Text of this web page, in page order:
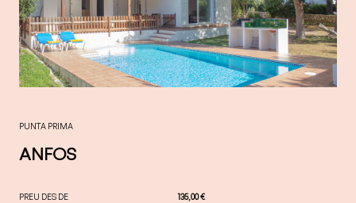
PUNTA PRIMA
ANFOS
PREU DES DE
135,00 €